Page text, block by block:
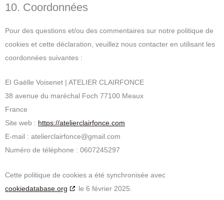
10. Coordonnées
Pour des questions et/ou des commentaires sur notre politique de
cookies et cette déclaration, veuillez nous contacter en utilisant les
coordonnées suivantes :
EI Gaëlle Voisenet | ATELIER CLAIRFONCE
38 avenue du maréchal Foch 77100 Meaux
France
Site web : https://atelierclairfonce.com
E-mail : atelierclairfonce@gmail.com
Numéro de téléphone : 0607245297
Cette politique de cookies a été synchronisée avec
cookiedatabase.org
le 6 février 2025.